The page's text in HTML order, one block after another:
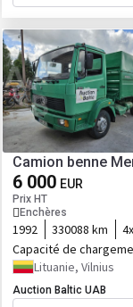
Camion benne
6 000 EUR
Prix HT
Enchères
1992 330088 km
Capacité de
Lituanie, Vilnius
Auction Baltic UAB